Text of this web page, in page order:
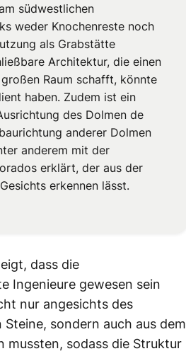
südwestlichen
weder Knochenreste noch
als Grabstätte
Architektur, die einen
Raum schafft, könnte
haben. Zudem ist ein
des Dolmen de
anderer Dolmen
anderem mit der
erklärt, der aus der
erkennen lässt.
dass die
Ingenieure gewesen sein
nur angesichts des
sondern auch aus dem
mussten, sodass die Struktur